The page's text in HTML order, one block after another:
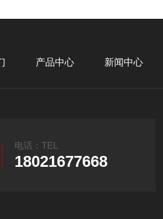
产品中心 新闻中心
电话：TEL
18021677668